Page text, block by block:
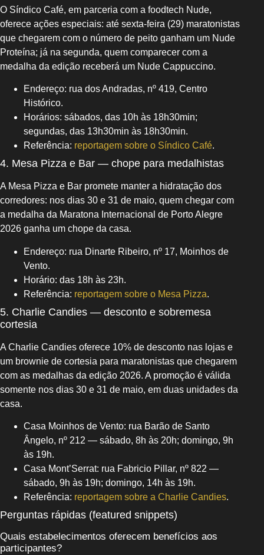
O Síndico Café, em parceria com a foodtech Nude,
oferece ações especiais: até sexta-feira (29) maratonistas
que chegarem com o número de peito ganham um Nude
Proteína; já na segunda, quem comparecer com a
medalha da edição receberá um Nude Cappuccino.
Endereço: rua dos Andradas, nº 419, Centro
Histórico.
Horários: sábados, das 10h às 18h30min;
segundas, das 13h30min às 18h30min.
Referência: reportagem sobre o Síndico Café.
4. Mesa Pizza e Bar — chope para medalhistas
A Mesa Pizza e Bar promete manter a hidratação dos
corredores: nos dias 30 e 31 de maio, quem chegar com
a medalha da Maratona Internacional de Porto Alegre
2026 ganha um chope da casa.
Endereço: rua Dinarte Ribeiro, nº 17, Moinhos de
Vento.
Horário: das 18h às 23h.
Referência: reportagem sobre o Mesa Pizza.
5. Charlie Candies — desconto e sobremesa
cortesia
A Charlie Candies oferece 10% de desconto nas lojas e
um brownie de cortesia para maratonistas que chegarem
com as medalhas da edição 2026. A promoção é válida
somente nos dias 30 e 31 de maio, em duas unidades da
casa.
Casa Moinhos de Vento: rua Barão de Santo
Ângelo, nº 212 — sábado, 8h às 20h; domingo, 9h
às 19h.
Casa Mont’Serrat: rua Fabricio Pillar, nº 822 —
sábado, 9h às 19h; domingo, 14h às 19h.
Referência: reportagem sobre a Charlie Candies.
Perguntas rápidas (featured snippets)
Quais estabelecimentos oferecem benefícios aos
participantes?